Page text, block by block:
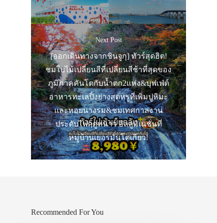
Next Post
[ออกเดินทางจากชินจูกุ] ทัวร์สุดฮิต!
ชมใบไม้เปลี่ยนสีที่เปลี่ยนสีช้าที่สุดของ
ภูมิภาคคันโตกับน้ำตก2แห่ง&บุฟเฟ่ต์
อาหารทะเลปิ้งย่างสุดหรูที่เพิ่มปูหิมะ
และหอยนางรม&ชมเทศกาลงาน
ประดับไฟฤดูหนาว อิลลูมิเนชั่นที่
หมู่บ้านเยอรมันโตเกียว!
Recommended For You